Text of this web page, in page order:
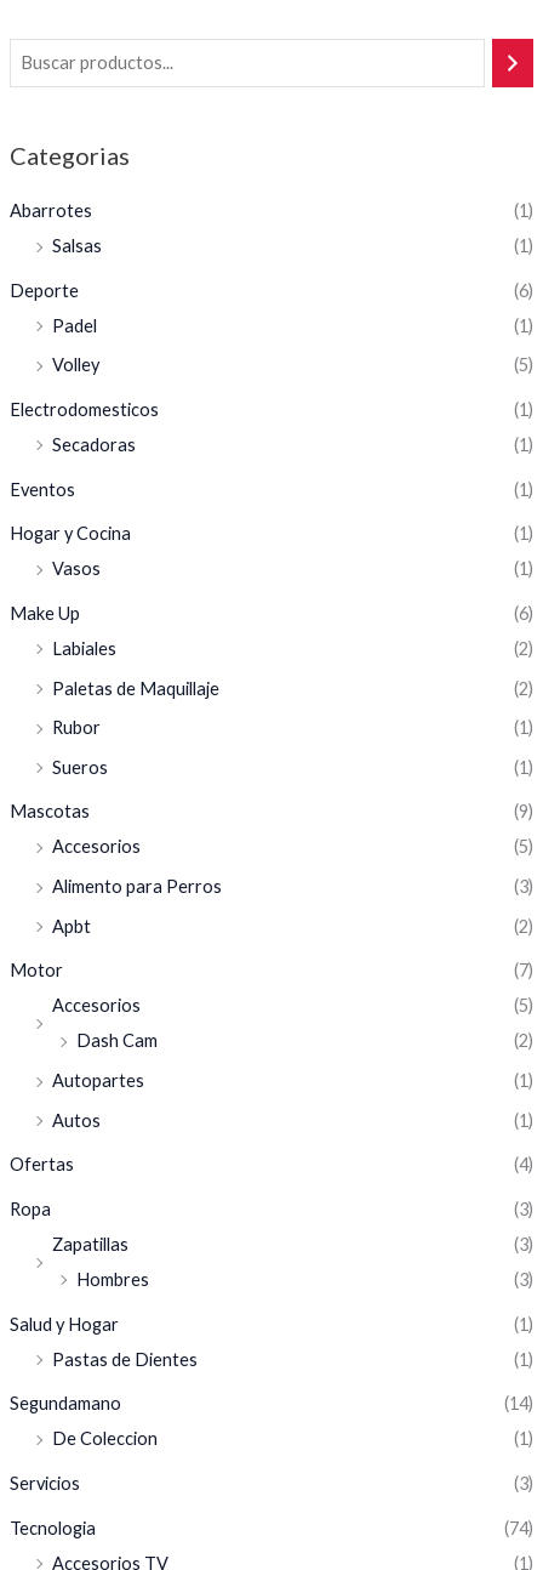
Categorias
Abarrotes
(1)
Salsas
(1)
Deporte
(6)
Padel
(1)
Volley
(5)
Electrodomesticos
(1)
Secadoras
(1)
Eventos (1)
Hogar y Cocina
(1)
Vasos
(1)
Make Up
(6)
Labiales
(2)
Paletas de Maquillaje
(2)
Rubor
(1)
Sueros
(1)
Mascotas
(9)
Accesorios
(5)
Alimento para Perros
(3)
Apbt
(2)
Motor
(7)
Accesorios
(5)
Dash Cam
(2)
Autopartes
(1)
Autos
(1)
Ofertas (4)
Ropa
(3)
Zapatillas
(3)
Hombres
(3)
Salud y Hogar
(1)
Pastas de Dientes
(1)
Segundamano
(14)
De Coleccion
(1)
Servicios (3)
Tecnologia
(74)
Accesorios TV
(1)